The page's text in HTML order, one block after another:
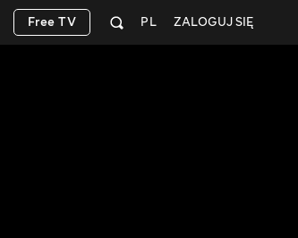
ZALOGUJ SIĘ
PL
Free TV